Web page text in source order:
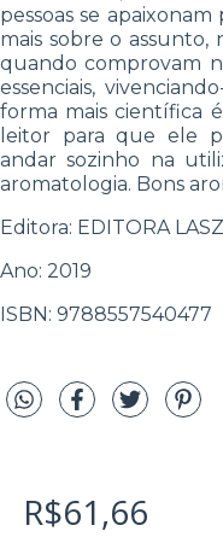
pessoas se
mais sobre o assunto,
quando comprovam
essenciais,
forma mais científica
leitor para que ele
andar sozinho na
aromatologia. Bons
Editora: EDITORA
Ano: 2019
ISBN: 9788557540477
R$61,66